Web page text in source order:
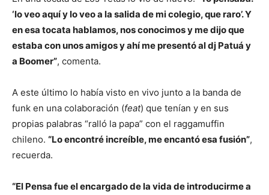
‘lo veo aquí y lo veo a la salida de mi colegio, que raro’. Y
en esa tocata hablamos, nos conocimos y me dijo que
estaba con unos amigos y ahí me presentó al dj Patuá y
a Boomer”, comenta.
A este último lo había visto en vivo junto a la banda de
funk en una colaboración (feat) que tenían y en sus
propias palabras “ralló la papa” con el raggamuffin
chileno. “Lo encontré increíble, me encantó esa fusión”,
recuerda.
“El Pensa fue el encargado de la vida de introducirme a